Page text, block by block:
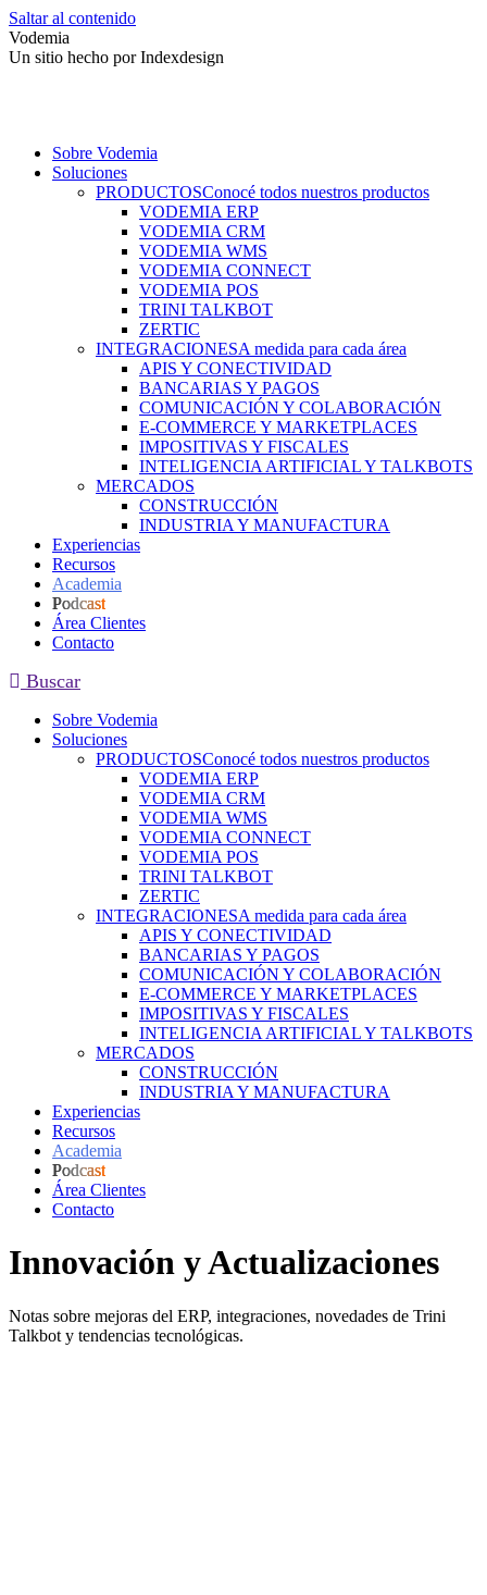
Saltar al contenido
Vodemia
Un sitio hecho por Indexdesign
Sobre Vodemia
Soluciones
PRODUCTOSConocé todos nuestros productos
VODEMIA ERP
VODEMIA CRM
VODEMIA WMS
VODEMIA CONNECT
VODEMIA POS
TRINI TALKBOT
ZERTIC
INTEGRACIONESA medida para cada área
APIS Y CONECTIVIDAD
BANCARIAS Y PAGOS
COMUNICACIÓN Y COLABORACIÓN
E-COMMERCE Y MARKETPLACES
IMPOSITIVAS Y FISCALES
INTELIGENCIA ARTIFICIAL Y TALKBOTS
MERCADOS
CONSTRUCCIÓN
INDUSTRIA Y MANUFACTURA
Experiencias
Recursos
Academia
Podcast
Área Clientes
Contacto
Buscar
Sobre Vodemia
Soluciones
PRODUCTOSConocé todos nuestros productos
VODEMIA ERP
VODEMIA CRM
VODEMIA WMS
VODEMIA CONNECT
VODEMIA POS
TRINI TALKBOT
ZERTIC
INTEGRACIONESA medida para cada área
APIS Y CONECTIVIDAD
BANCARIAS Y PAGOS
COMUNICACIÓN Y COLABORACIÓN
E-COMMERCE Y MARKETPLACES
IMPOSITIVAS Y FISCALES
INTELIGENCIA ARTIFICIAL Y TALKBOTS
MERCADOS
CONSTRUCCIÓN
INDUSTRIA Y MANUFACTURA
Experiencias
Recursos
Academia
Podcast
Área Clientes
Contacto
Innovación y Actualizaciones
Notas sobre mejoras del ERP, integraciones, novedades de Trini
Talkbot y tendencias tecnológicas.